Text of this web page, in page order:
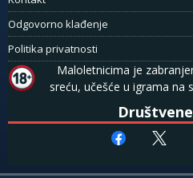
Odgovorno klađenje
Politika privatnosti
Maloletnicima je
sreću, učešće u igrama na